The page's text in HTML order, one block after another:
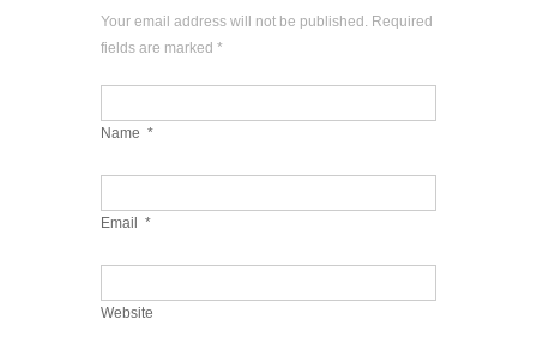
Your email address will not be published. Required
fields are marked *
Name *
Email *
Website